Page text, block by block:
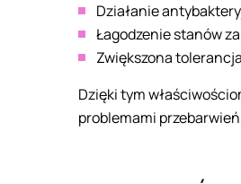
Działanie
Łagodzenie stanów
Zwiększona
Dzięki tym
problemami